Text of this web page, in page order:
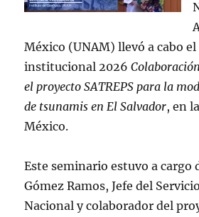
México (UNAM) llevó a cabo
institucional 2026
el proyecto SATREPS para la
de tsunamis en El Salvador, en
México.
Este seminario estuvo a cargo
Gómez Ramos, Jefe del
Nacional y colaborador del